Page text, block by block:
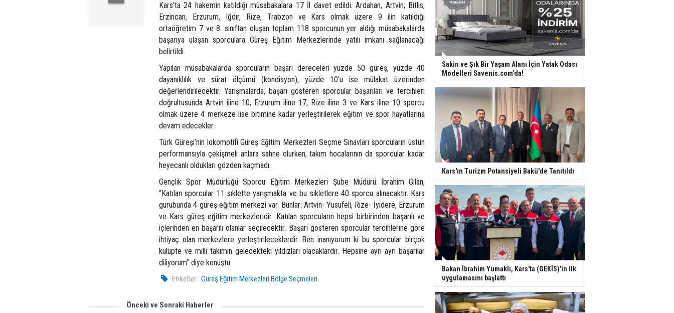
Kars’ta 24 hakemin katıldığı müsabakalara 17 İl davet edildi. Ardahan, Artvin, Bitlis,
Erzincan, Erzurum, Iğdır, Rize, Trabzon ve Kars olmak üzere 9 ilin katıldığı
ortaöğretim 7 ve 8. sınıftan oluşan toplam 118 sporcunun yer aldığı müsabakalarda
başarıya ulaşan sporculara Güreş Eğitim Merkezlerinde yatılı imkanı sağlanacağı
belirtildi.
Yapılan müsabakalarda sporcuların başarı dereceleri yüzde 50 güreş, yüzde 40
dayanıklılık ve sürat ölçümü (kondisyon), yüzde 10’u ise mülakat üzerinden
değerlendirilecektir. Yarışmalarda, başarı gösteren sporcular başarıları ve tercihleri
doğrultusunda Artvin iline 10, Erzurum iline 17, Rize iline 3 ve Kars iline 10 sporcu
olmak üzere 4 merkeze lise bitimine kadar yerleştirilerek eğitim ve spor hayatlarına
devam edecekler.
Türk Güreşi’nin lokomotifi Güreş Eğitim Merkezleri Seçme Sınavları sporcuların üstün
performansıyla çekişmeli anlara sahne olurken, takım hocalarının da sporcular kadar
heyecanlı oldukları gözden kaçmadı.
Gençlik Spor Müdürlüğü Sporcu Eğitim Merkezleri Şube Müdürü İbrahim Gilan,
“Katılan sporcular 11 sıklette yarışmakta ve bu sıkletlere 40 sporcu alınacaktır. Kars
gurubunda 4 güreş eğitim merkezi var. Bunlar: Artvin- Yusufeli, Rize- İyidere, Erzurum
ve Kars güreş eğitim merkezleridir. Katılan sporcuların hepsi birbirinden başarılı ve
içlerinden en başarılı olanlar seçilecektir. Başarı gösteren sporcular tercihlerine göre
ihtiyaç olan merkezlere yerleştirileceklerdir. Ben inanıyorum ki bu sporcular birçok
kulüpte ve milli takımın gelecekteki yıldızları olacaklardır. Hepsine ayrı ayrı başarılar
diliyorum” diye konuştu.
Etiketler : Güreş Eğitim Merkezleri Bölge Seçmeleri
Önceki ve Sonraki Haberler
Sakin ve Şık Bir Yaşam Alanı İçin Yatak Odası
Modelleri Savenis.com’da!
Kars'ın Turizm Potansiyeli Bakü'de Tanıtıldı
Bakan İbrahim Yumaklı, Kars'ta (GEKİS)'in ilk
uygulamasını başlattı